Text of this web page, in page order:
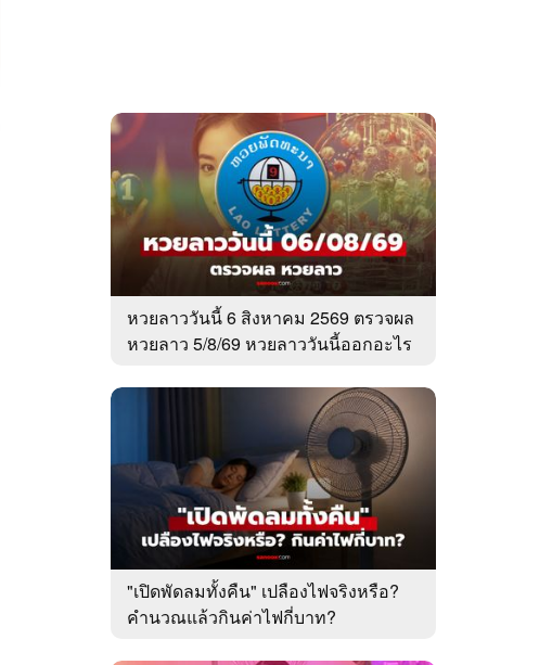
หวยลาววันนี้ 6 สิงหาคม 2569 ตรวจผล
หวยลาว 5/8/69 หวยลาววันนี้ออกอะไร
"เปิดพัดลมทั้งคืน" เปลืองไฟจริงหรือ?
คำนวณแล้วกินค่าไฟกี่บาท?